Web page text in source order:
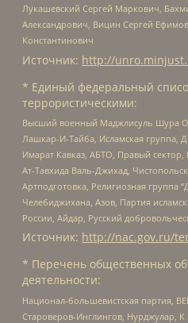
Лукашевский Сергей Маркович,
Александрович, Вицин Сергей
Константинович
Источник: http://
* Единый федеральный
террористическими:
Высший военный Маджлисуль Шура
Лашкар-И-Тайба, Исламская группа,
Имарат Кавказ, АБТО, Правый
Ат-Тавхида Валь-Джихад,
Артподготовка, Религиозная группа
Челебиджихана, Азов, Партия
России, Айдар, Русский
Источник: http://nac.gov.ru/
* Перечень общественных
деятельности:
Национал-большевистская партия,
Староверов-Инглингов, Нурджулар,